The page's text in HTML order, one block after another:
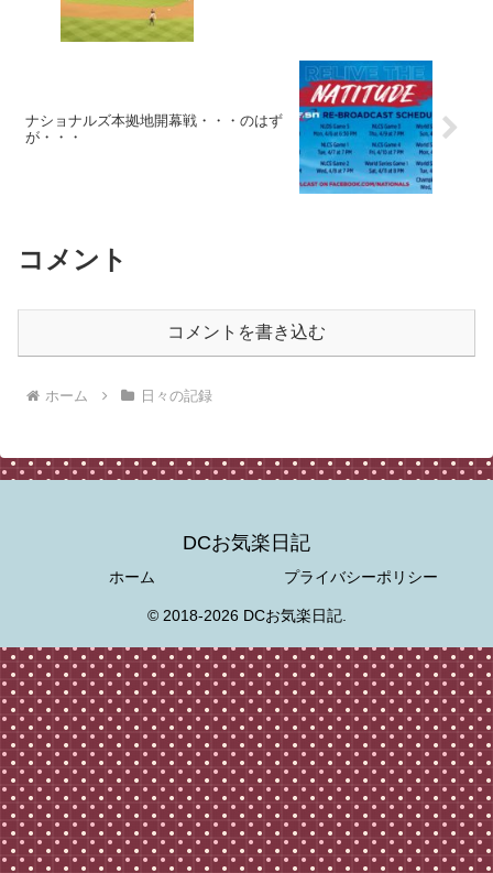
ナショナルズ本拠地開幕戦・・・のはず
が・・・
コメント
コメントを書き込む
ホーム 日々の記録
DCお気楽日記
ホーム プライバシーポリシー
© 2018-2026 DCお気楽日記.